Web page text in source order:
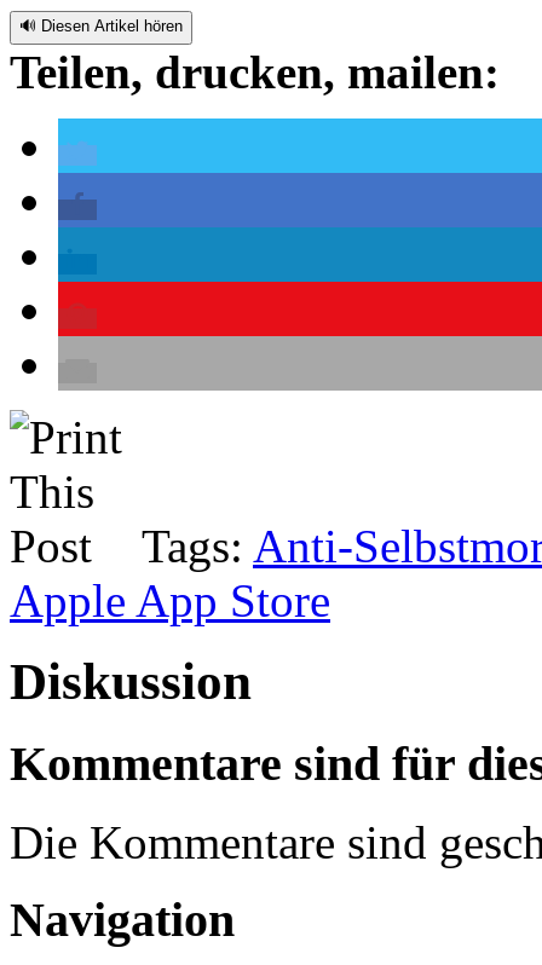
🔊 Diesen Artikel hören
Teilen, drucken, mailen:
Tags: Anti-
Apple App Store
Diskussion
Kommentare sind für
Die Kommentare sind
Navigation